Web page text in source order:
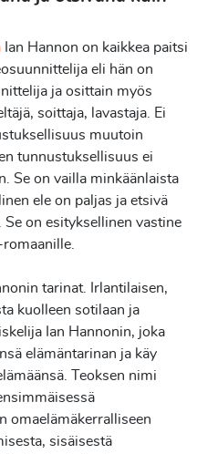
Ian Hannon on kaikkea paitsi
eli hän on
ja osittain myös
soittaja, lavastaja. Ei
muutoin
tunnustuksellisuus ei
Se on vailla minkäänlaista
ele on paljas ja etsivä
on esityksellinen vastine
tarinat. Irlantilaisen,
kuolleen sotilaan ja
Ian Hannonin, joka
elämäntarinan ja käy
Teoksen nimi
omaelämäkerralliseen
sisäisestä